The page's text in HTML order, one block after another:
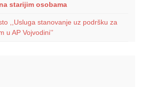
starijim osobama
,,Usluga stanovanje uz podršku za
u AP Vojvodini’’